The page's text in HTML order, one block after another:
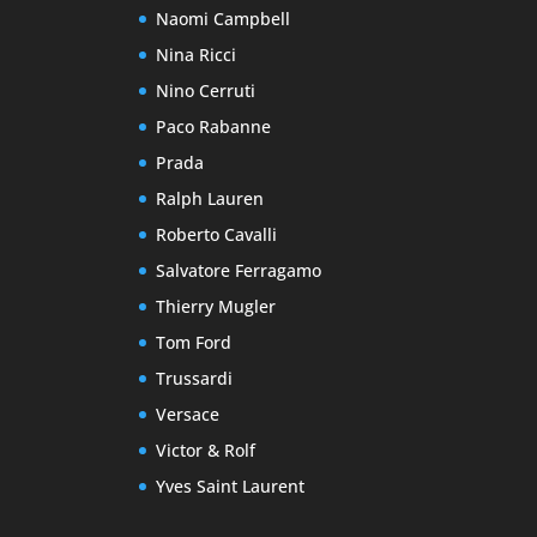
Naomi Campbell
Nina Ricci
Nino Cerruti
Paco Rabanne
Prada
Ralph Lauren
Roberto Cavalli
Salvatore Ferragamo
Thierry Mugler
Tom Ford
Trussardi
Versace
Victor & Rolf
Yves Saint Laurent